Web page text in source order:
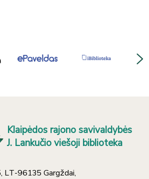
Klaipėdos rajono savivaldybės
J. Lankučio viešoji biblioteka
LT-96135 Gargždai,